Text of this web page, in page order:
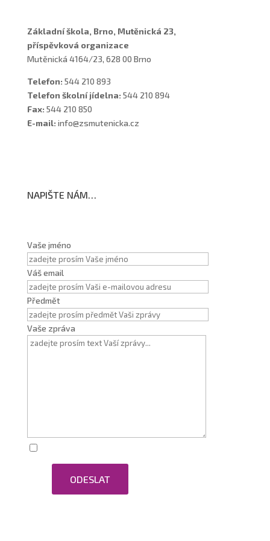
Základní škola, Brno, Mutěnická 23,
příspěvková organizace
Mutěnická 4164/23, 628 00 Brno
Telefon: 544 210 893
Telefon školní jídelna: 544 210 894
Fax: 544 210 850
E-mail: info@zsmutenicka.cz
NAPIŠTE NÁM…
Vaše jméno
Váš email
Předmět
Vaše zpráva
ODESLAT